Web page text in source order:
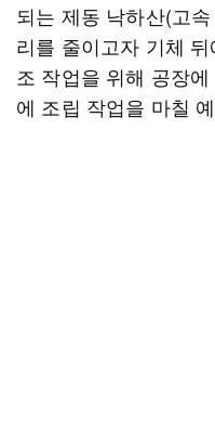
되는 제동 낙하산(고
리를 줄이고자 기체
조 작업을 위해 공장
에 조립 작업을 마칠